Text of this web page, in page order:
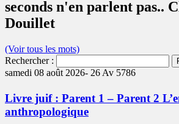
seconds n'en parlent pas..
Douillet
(Voir tous les mots)
Rechercher :
samedi 08 août 2026- 26 Av 5786
Livre juif : Parent 1 – Parent 2
anthropologique